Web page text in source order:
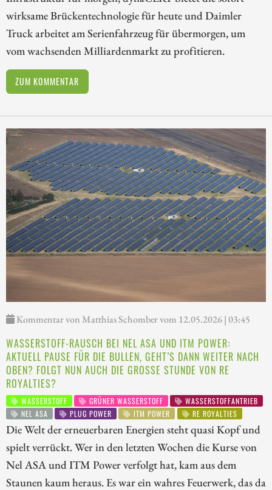
wirksame Brückentechnologie für heute und Daimler
Truck arbeitet am Serienfahrzeug für übermorgen, um
vom wachsenden Milliardenmarkt zu profitieren.
ZUM KOMMENTAR
Kommentar von Matthias Schomber vom 12.05.2026 | 03:45
WASSERSTOFF-RAUSCH BEI NEL ASA UND ITM POWER:
AKTUELL PAUSE FÜR DIE BULLEN, GEHT’S DANN WEITER NACH
OBEN? FOLGT NUN AUCH DIE GROSSE STUNDE VON RE R
OYALTIES?
WASSERSTOFF GRÜNER WASSERSTOFF
WASSERSTOFFANTRIEB
NEL ASA
PLUG POWER ITM POWER RE ROYALTIES
Die Welt der erneuerbaren Energien steht quasi Kopf und
spielt verrückt. Wer in den letzten Wochen die Kurse von
Nel ASA und ITM Power verfolgt hat, kam aus dem
Staunen kaum heraus. Es war ein wahres Feuerwerk, das da